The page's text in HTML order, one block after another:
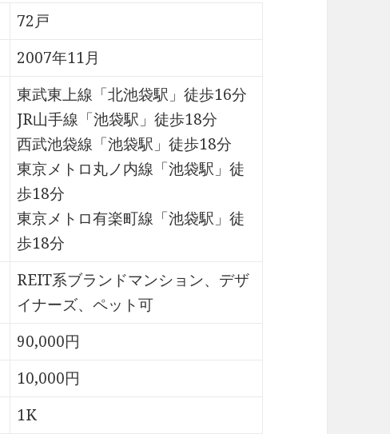
72戸
2007年11月
東武東上線「北池袋駅」徒歩16分
JR山手線「池袋駅」徒歩18分
西武池袋線「池袋駅」徒歩18分
東京メトロ丸ノ内線「池袋駅」徒
歩18分
東京メトロ有楽町線「池袋駅」徒
歩18分
REIT系ブランドマンション、デザ
イナーズ、ペット可
90,000円
10,000円
1K